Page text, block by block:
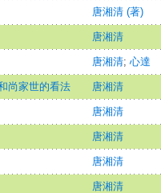
唐湘清 (著)
唐湘清
唐湘清; 心達
尚家世的看法 唐湘清
唐湘清
唐湘清
唐湘清
唐湘清